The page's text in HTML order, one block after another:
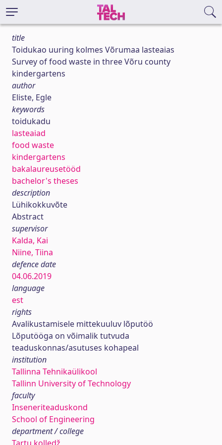
title
Toidukao uuring kolmes Võrumaa lasteaias
Survey of food waste in three Võru county
kindergartens
author
Eliste, Egle
keywords
toidukadu
lasteaiad
food waste
kindergartens
bakalaureusetööd
bachelor's theses
description
Lühikokkuvõte
Abstract
supervisor
Kalda, Kai
Niine, Tiina
defence date
04.06.2019
language
est
rights
Avalikustamisele mittekuuluv lõputöö
Lõputööga on võimalik tutvuda
teaduskonnas/asutuses kohapeal
institution
Tallinna Tehnikaülikool
Tallinn University of Technology
faculty
Inseneriteaduskond
School of Engineering
department / college